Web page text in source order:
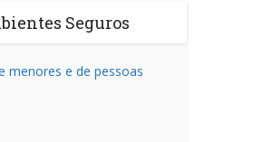
Seguros
menores e de pessoas